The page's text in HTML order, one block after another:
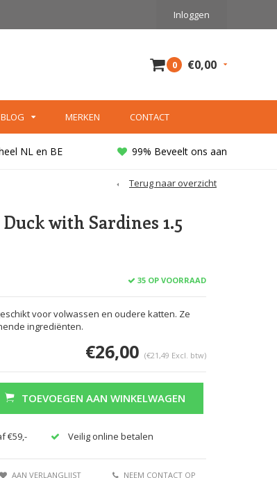
Inloggen
0 €0,00
BLOG MERKEN CONTACT
NL en BE 99% Beveelt ons aan
Terug naar overzicht
with Sardines 1.5
35 OP VOORRAAD
voor volwassen en oudere katten. Ze
ingrediënten.
€26,00 (€21,49 Excl. btw)
TOEVOEGEN AAN WINKELWAGEN
€59,- Veilig online betalen
AAN VERLANGLIJST
NEEM CONTACT OP